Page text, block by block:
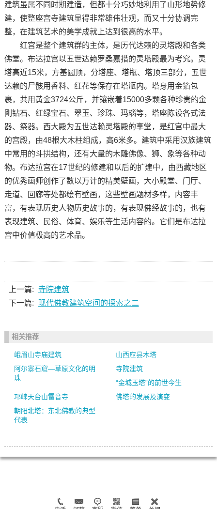
建筑虽属不同时期建造，但都十分巧妙地利用了山形地势修
建，使整座宫寺建筑显得非常雄伟壮观，而又十分协调完
整，在建筑艺术的美学成就上达到很高的水平。
红宫是整个建筑群的主体，是历代达赖的灵塔殿和各类
佛堂。布达拉宫以五世达赖罗桑嘉措的灵塔殿最为考究。灵
塔高近15米，方基圆顶，分塔座、塔瓶、塔顶三部分，五世
达赖的尸骸用香料、红花等保存在塔瓶内。塔身用金箔包
裹，共用黄金3724公斤，并镶嵌着15000多颗各种珍贵的金
刚钻石、红绿宝石、翠玉、珍珠、玛瑙等，塔座陈设各式法
器、祭器。西大殿为五世达赖灵塔殿的享堂，是红宫中最大
的宫殿，由48根大木柱组成，高6米多。建筑中采用汉族建筑
中常用的斗拱结构，还有大量的木雕佛像、狮、象等各种动
物。布达拉宫在17世纪的修建和以后的扩建中，由西藏地区
的优秀画师创作了数以万计的精美壁画，大小殿堂、门厅、
走道、回廊等处都绘有壁画，这些壁画题材多样，内容丰
富，有表现历史人物历史故事的，有表现佛经故事的，也有
表现建筑、民俗、体育、娱乐等生活内容的。它们是布达拉
宫中价值极高的艺术品。
上一篇: 寺院建筑
下一篇: 现代佛教建筑空间的探索之二
相关推荐
峨眉山寺庙建筑
山西应县木塔
阿尔寨石窟—草原文化的明
珠
寺院建筑
“金城玉塔”的前世今生
邛崃天台山雷音寺
佛塔的发展及演变
朝阳北塔：东北佛教的典型
代表